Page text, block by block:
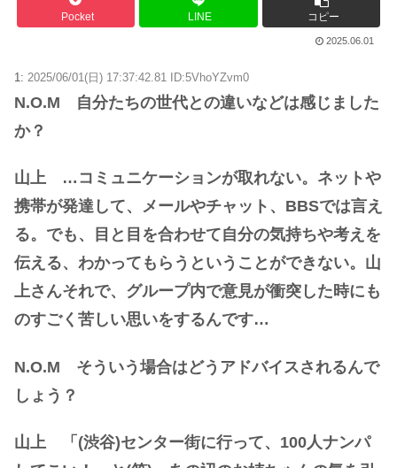
Pocket LINE コピー
2025.06.01
1: 2025/06/01(日) 17:37:42.81 ID:5VhoYZvm0
N.O.M 自分たちの世代との違いなどは感じました
か？
山上 …コミュニケーションが取れない。ネットや
携帯が発達して、メールやチャット、BBSでは言え
る。でも、目と目を合わせて自分の気持ちや考えを
伝える、わかってもらうということができない。山
上さんそれで、グループ内で意見が衝突した時にも
のすごく苦しい思いをするんです…
N.O.M そういう場合はどうアドバイスされるんで
しょう？
山上 「(渋谷)センター街に行って、100人ナンパ